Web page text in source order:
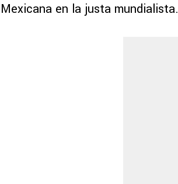
Mexicana en la justa mundialista.